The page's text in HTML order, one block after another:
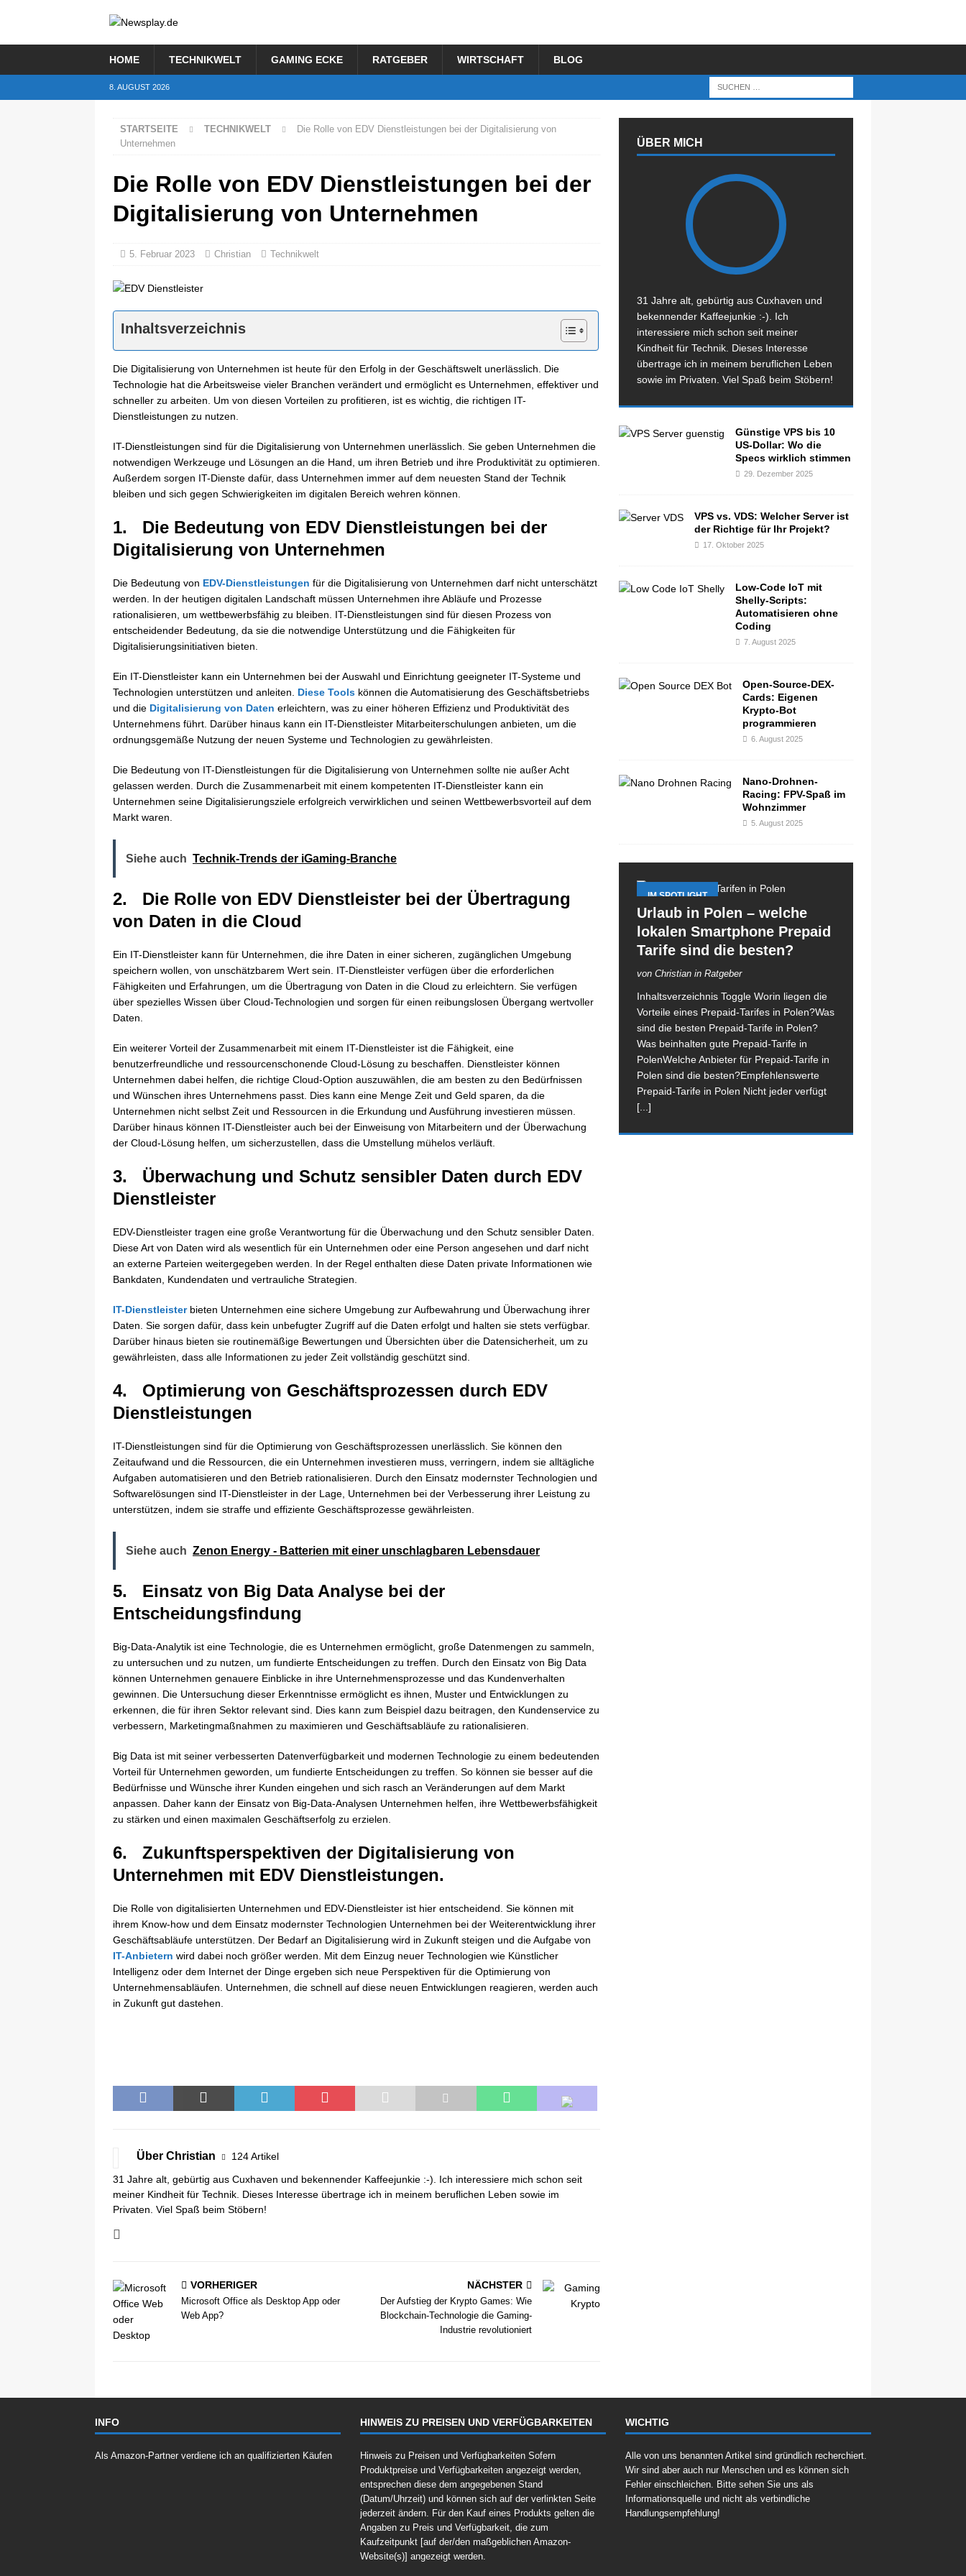
HOME TECHNIKWELT GAMING ECKE RATGEBER WIRTSCHAFT BLOG
8. AUGUST 2026
STARTSEITE TECHNIKWELT
Die Rolle von EDV Dienstleistungen bei der Digitalisierung von
Unternehmen
Die Rolle von EDV Dienstleistungen bei der
Digitalisierung von Unternehmen
5. Februar 2023 Christian Technikwelt
Inhaltsverzeichnis
Die Digitalisierung von Unternehmen ist heute für den Erfolg in der Geschäftswelt unerlässlich. Die
Technologie hat die Arbeitsweise vieler Branchen verändert und ermöglicht es Unternehmen, effektiver und
schneller zu arbeiten. Um von diesen Vorteilen zu profitieren, ist es wichtig, die richtigen IT-
Dienstleistungen zu nutzen.
IT-Dienstleistungen sind für die Digitalisierung von Unternehmen unerlässlich. Sie geben Unternehmen die
notwendigen Werkzeuge und Lösungen an die Hand, um ihren Betrieb und ihre Produktivität zu optimieren.
Außerdem sorgen IT-Dienste dafür, dass Unternehmen immer auf dem neuesten Stand der Technik
bleiben und sich gegen Schwierigkeiten im digitalen Bereich wehren können.
1. Die Bedeutung von EDV Dienstleistungen bei der
Digitalisierung von Unternehmen
Die Bedeutung von EDV-Dienstleistungen für die Digitalisierung von Unternehmen darf nicht unterschätzt
werden. In der heutigen digitalen Landschaft müssen Unternehmen ihre Abläufe und Prozesse
rationalisieren, um wettbewerbsfähig zu bleiben. IT-Dienstleistungen sind für diesen Prozess von
entscheidender Bedeutung, da sie die notwendige Unterstützung und die Fähigkeiten für
Digitalisierungsinitiativen bieten.
Ein IT-Dienstleister kann ein Unternehmen bei der Auswahl und Einrichtung geeigneter IT-Systeme und
Technologien unterstützen und anleiten. Diese Tools können die Automatisierung des Geschäftsbetriebs
und die Digitalisierung von Daten erleichtern, was zu einer höheren Effizienz und Produktivität des
Unternehmens führt. Darüber hinaus kann ein IT-Dienstleister Mitarbeiterschulungen anbieten, um die
ordnungsgemäße Nutzung der neuen Systeme und Technologien zu gewährleisten.
Die Bedeutung von IT-Dienstleistungen für die Digitalisierung von Unternehmen sollte nie außer Acht
gelassen werden. Durch die Zusammenarbeit mit einem kompetenten IT-Dienstleister kann ein
Unternehmen seine Digitalisierungsziele erfolgreich verwirklichen und seinen Wettbewerbsvorteil auf dem
Markt waren.
Siehe auch Technik-Trends der iGaming-Branche
2. Die Rolle von EDV Dienstleister bei der Übertragung
von Daten in die Cloud
Ein IT-Dienstleister kann für Unternehmen, die ihre Daten in einer sicheren, zugänglichen Umgebung
speichern wollen, von unschätzbarem Wert sein. IT-Dienstleister verfügen über die erforderlichen
Fähigkeiten und Erfahrungen, um die Übertragung von Daten in die Cloud zu erleichtern. Sie verfügen
über spezielles Wissen über Cloud-Technologien und sorgen für einen reibungslosen Übergang wertvoller
Daten.
Ein weiterer Vorteil der Zusammenarbeit mit einem IT-Dienstleister ist die Fähigkeit, eine
benutzerfreundliche und ressourcenschonende Cloud-Lösung zu beschaffen. Dienstleister können
Unternehmen dabei helfen, die richtige Cloud-Option auszuwählen, die am besten zu den Bedürfnissen
und Wünschen ihres Unternehmens passt. Dies kann eine Menge Zeit und Geld sparen, da die
Unternehmen nicht selbst Zeit und Ressourcen in die Erkundung und Ausführung investieren müssen.
Darüber hinaus können IT-Dienstleister auch bei der Einweisung von Mitarbeitern und der Überwachung
der Cloud-Lösung helfen, um sicherzustellen, dass die Umstellung mühelos verläuft.
3. Überwachung und Schutz sensibler Daten durch EDV
Dienstleister
EDV-Dienstleister tragen eine große Verantwortung für die Überwachung und den Schutz sensibler Daten.
Diese Art von Daten wird als wesentlich für ein Unternehmen oder eine Person angesehen und darf nicht
an externe Parteien weitergegeben werden. In der Regel enthalten diese Daten private Informationen wie
Bankdaten, Kundendaten und vertrauliche Strategien.
IT-Dienstleisterbieten Unternehmen eine sichere Umgebung zur Aufbewahrung und Überwachung ihrer
Daten. Sie sorgen dafür, dass kein unbefugter Zugriff auf die Daten erfolgt und halten sie stets verfügbar.
Darüber hinaus bieten sie routinemäßige Bewertungen und Übersichten über die Datensicherheit, um zu
gewährleisten, dass alle Informationen zu jeder Zeit vollständig geschützt sind.
4. Optimierung von Geschäftsprozessen durch EDV
Dienstleistungen
IT-Dienstleistungen sind für die Optimierung von Geschäftsprozessen unerlässlich. Sie können den
Zeitaufwand und die Ressourcen, die ein Unternehmen investieren muss, verringern, indem sie alltägliche
Aufgaben automatisieren und den Betrieb rationalisieren. Durch den Einsatz modernster Technologien und
Softwarelösungen sind IT-Dienstleister in der Lage, Unternehmen bei der Verbesserung ihrer Leistung zu
unterstützen, indem sie straffe und effiziente Geschäftsprozesse gewährleisten.
Siehe auch Zenon Energy - Batterien mit einer unschlagbaren Lebensdauer
5. Einsatz von Big Data Analyse bei der
Entscheidungsfindung
Big-Data-Analytik ist eine Technologie, die es Unternehmen ermöglicht, große Datenmengen zu sammeln,
zu untersuchen und zu nutzen, um fundierte Entscheidungen zu treffen. Durch den Einsatz von Big Data
können Unternehmen genauere Einblicke in ihre Unternehmensprozesse und das Kundenverhalten
gewinnen. Die Untersuchung dieser Erkenntnisse ermöglicht es ihnen, Muster und Entwicklungen zu
erkennen, die für ihren Sektor relevant sind. Dies kann zum Beispiel dazu beitragen, den Kundenservice zu
verbessern, Marketingmaßnahmen zu maximieren und Geschäftsabläufe zu rationalisieren.
Big Data ist mit seiner verbesserten Datenverfügbarkeit und modernen Technologie zu einem bedeutenden
Vorteil für Unternehmen geworden, um fundierte Entscheidungen zu treffen. So können sie besser auf die
Bedürfnisse und Wünsche ihrer Kunden eingehen und sich rasch an Veränderungen auf dem Markt
anpassen. Daher kann der Einsatz von Big-Data-Analysen Unternehmen helfen, ihre Wettbewerbsfähigkeit
zu stärken und einen maximalen Geschäftserfolg zu erzielen.
6. Zukunftsperspektiven der Digitalisierung von
Unternehmen mit EDV Dienstleistungen.
Die Rolle von digitalisierten Unternehmen und EDV-Dienstleister ist hier entscheidend. Sie können mit
ihrem Know-how und dem Einsatz modernster Technologien Unternehmen bei der Weiterentwicklung ihrer
Geschäftsabläufe unterstützen. Der Bedarf an Digitalisierung wird in Zukunft steigen und die Aufgabe von
IT-Anbietern wird dabei noch größer werden. Mit dem Einzug neuer Technologien wie Künstlicher
Intelligenz oder dem Internet der Dinge ergeben sich neue Perspektiven für die Optimierung von
Unternehmensabläufen. Unternehmen, die schnell auf diese neuen Entwicklungen reagieren, werden auch
in Zukunft gut dastehen.
Über Christian 124 Artikel
31 Jahre alt, gebürtig aus Cuxhaven und bekennender Kaffeejunkie :-). Ich interessiere mich schon seit
meiner Kindheit für Technik. Dieses Interesse übertrage ich in meinem beruflichen Leben sowie im
Privaten. Viel Spaß beim Stöbern!
VORHERIGER
Microsoft Office als Desktop App oder
Web App?
NÄCHSTER
Der Aufstieg der Krypto Games: Wie
Blockchain-Technologie die Gaming-
Industrie revolutioniert
ÜBER MICH
31 Jahre alt, gebürtig aus Cuxhaven und
bekennender Kaffeejunkie :-). Ich
interessiere mich schon seit meiner
Kindheit für Technik. Dieses Interesse
übertrage ich in meinem beruflichen Leben
sowie im Privaten. Viel Spaß beim Stöbern!
Günstige VPS bis 10
US-Dollar: Wo die
Specs wirklich stimmen
29. Dezember 2025
VPS vs. VDS: Welcher Server ist
der Richtige für Ihr Projekt?
17. Oktober 2025
Low-Code IoT mit
Shelly-Scripts:
Automatisieren ohne
Coding
7. August 2025
Open-Source-DEX-
Cards: Eigenen
Krypto-Bot
programmieren
6. August 2025
Nano-Drohnen-
Racing: FPV-Spaß im
Wohnzimmer
5. August 2025
IM SPOTLIGHT
Urlaub in Polen – welche
lokalen Smartphone Prepaid
Tarife sind die besten?
von Christian in Ratgeber
Inhaltsverzeichnis Toggle Worin liegen die
Vorteile eines Prepaid-Tarifes in Polen?Was
sind die besten Prepaid-Tarife in Polen?
Was beinhalten gute Prepaid-Tarife in
PolenWelche Anbieter für Prepaid-Tarife in
Polen sind die besten?Empfehlenswerte
Prepaid-Tarife in Polen Nicht jeder verfügt
[...]
INFO
Als Amazon-Partner verdiene ich an qualifizierten Käufen
HINWEIS ZU PREISEN UND VERFÜGBARKEITEN
Hinweis zu Preisen und Verfügbarkeiten Sofern
Produktpreise und Verfügbarkeiten angezeigt werden,
entsprechen diese dem angegebenen Stand
(Datum/Uhrzeit) und können sich auf der verlinkten Seite
jederzeit ändern. Für den Kauf eines Produkts gelten die
Angaben zu Preis und Verfügbarkeit, die zum
Kaufzeitpunkt [auf der/den maßgeblichen Amazon-
Website(s)] angezeigt werden.
WICHTIG
Alle von uns benannten Artikel sind gründlich recherchiert.
Wir sind aber auch nur Menschen und es können sich
Fehler einschleichen. Bitte sehen Sie uns als
Informationsquelle und nicht als verbindliche
Handlungsempfehlung!